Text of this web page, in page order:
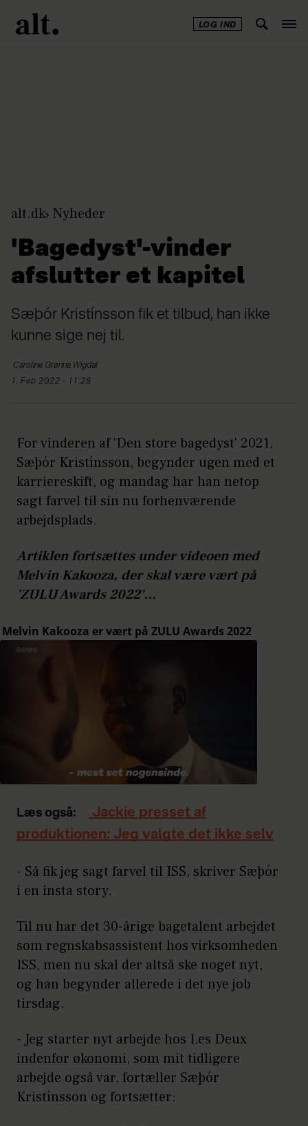
LOG IND
alt.dk Nyheder
'Bagedyst'-vinder
afslutter et kapitel
Sæþór Kristínsson fik et tilbud, han ikke
kunne sige nej til.
Caroline Grønne Wigdal
1. Feb 2022 - 11:28
For vinderen af 'Den store bagedyst' 2021,
Sæþór Kristínsson, begynder ugen med et
karriereskift, og mandag har han netop
sagt farvel til sin nu forhenværende
arbejdsplads.
Artiklen fortsættes under videoen med
Melvin Kakooza, der skal være vært på
'ZULU Awards 2022'...
Læs også:
Jackie presset af
produktionen: Jeg valgte det ikke selv
- Så fik jeg sagt farvel til ISS, skriver Sæþór
i en insta story.
Til nu har det 30-årige bagetalent arbejdet
som regnskabsassistent hos virksomheden
ISS, men nu skal der altså ske noget nyt,
og han begynder allerede i det nye job
tirsdag.
- Jeg starter nyt arbejde hos Les Deux
indenfor økonomi, som mit tidligere
arbejde også var, fortæller Sæþór
Kristínsson og fortsætter: